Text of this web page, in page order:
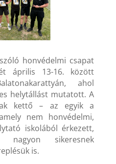
honvédelmi csapat
április 13-16. között
ahol
helytállást mutatott. A
kettő – az egyik a
nem honvédelmi,
iskolából érkezett,
nagyon sikeresnek
is.